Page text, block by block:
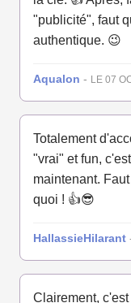
"publicité", faut
authentique. 😉
Aqualon - LE 07
Totalement
"vrai" et fun,
maintenant.
quoi ! 👍😎
HallassieHilarant
Clairement,